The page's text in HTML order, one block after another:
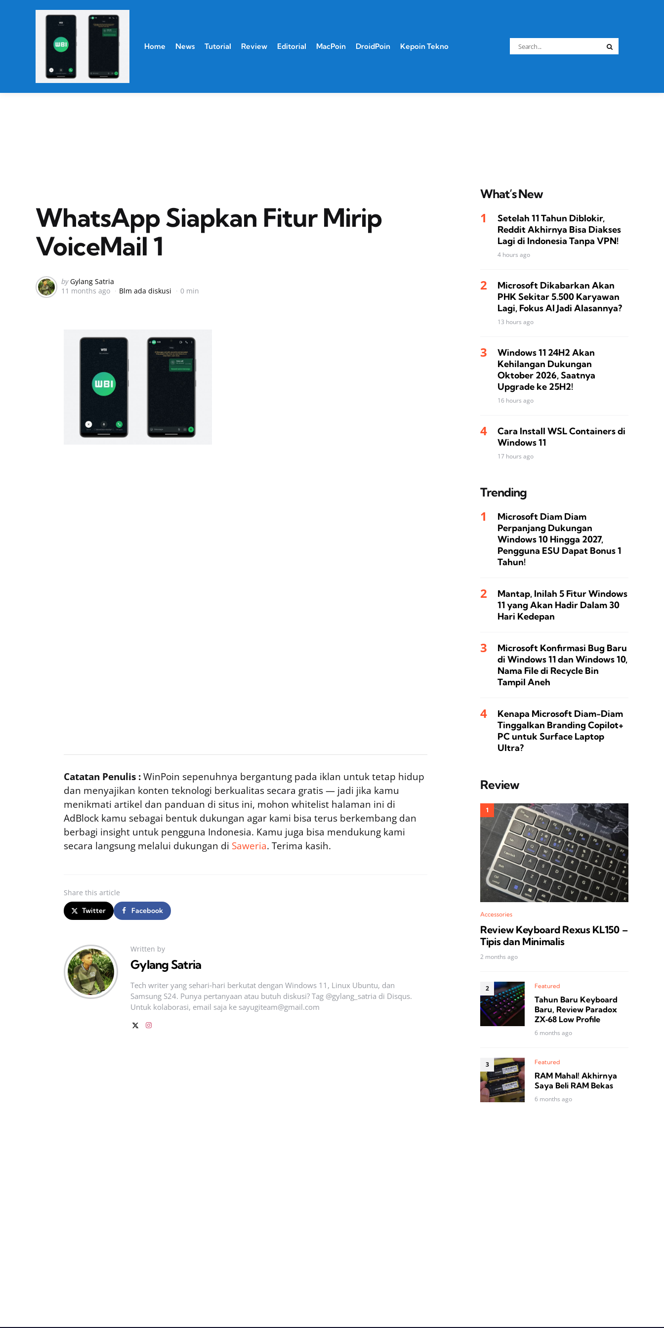
Home News Tutorial Review Editorial MacPoin DroidPoin Kepoin Tekno
Search
for:
WhatsApp Siapkan Fitur Mirip
VoiceMail 1
Posted
by
by Gylang Satria
11 months ago
Blm ada diskusi 0 min
Catatan Penulis :WinPoin sepenuhnya bergantung pada iklan untuk tetap hidup
dan menyajikan konten teknologi berkualitas secara gratis — jadi jika kamu
menikmati artikel dan panduan di situs ini, mohon whitelist halaman ini di
AdBlock kamu sebagai bentuk dukungan agar kami bisa terus berkembang dan
berbagi insight untuk pengguna Indonesia. Kamu juga bisa mendukung kami
secara langsung melalui dukungan di Saweria. Terima kasih.
Share this article
Twitter Facebook
Written by
Gylang Satria
Tech writer yang sehari‑hari berkutat dengan Windows 11, Linux Ubuntu, dan
Samsung S24. Punya pertanyaan atau butuh diskusi? Tag @gylang_satria di Disqus.
Untuk kolaborasi, email saja ke sayugiteam@gmail.com
What’s New
Setelah 11 Tahun Diblokir,
Reddit Akhirnya Bisa Diakses
Lagi di Indonesia Tanpa VPN!
4 hours ago
Microsoft Dikabarkan Akan
PHK Sekitar 5.500 Karyawan
Lagi, Fokus AI Jadi Alasannya?
13 hours ago
Windows 11 24H2 Akan
Kehilangan Dukungan
Oktober 2026, Saatnya
Upgrade ke 25H2!
16 hours ago
Cara Install WSL Containers di
Windows 11
17 hours ago
Trending
Microsoft Diam Diam
Perpanjang Dukungan
Windows 10 Hingga 2027,
Pengguna ESU Dapat Bonus 1
Tahun!
Mantap, Inilah 5 Fitur Windows
11 yang Akan Hadir Dalam 30
Hari Kedepan
Microsoft Konfirmasi Bug Baru
di Windows 11 dan Windows 10,
Nama File di Recycle Bin
Tampil Aneh
Kenapa Microsoft Diam-Diam
Tinggalkan Branding Copilot+
PC untuk Surface Laptop
Ultra?
Review
Accessories
Review Keyboard Rexus KL150 –
Tipis dan Minimalis
2 months ago
Featured
Tahun Baru Keyboard
Baru, Review Paradox
ZX‑68 Low Profile
6 months ago
Featured
RAM Mahal! Akhirnya
Saya Beli RAM Bekas
6 months ago